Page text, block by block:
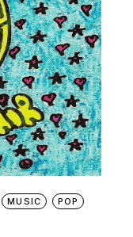
MUSIC
POP